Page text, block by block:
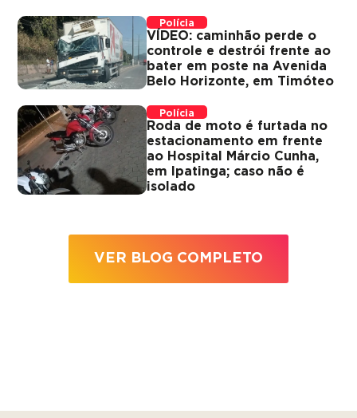
Polícia
VÍDEO: caminhão perde o
controle e destrói frente ao
bater em poste na Avenida
Belo Horizonte, em Timóteo
Polícia
Roda de moto é furtada no
estacionamento em frente
ao Hospital Márcio Cunha,
em Ipatinga; caso não é
isolado
VER BLOG COMPLETO